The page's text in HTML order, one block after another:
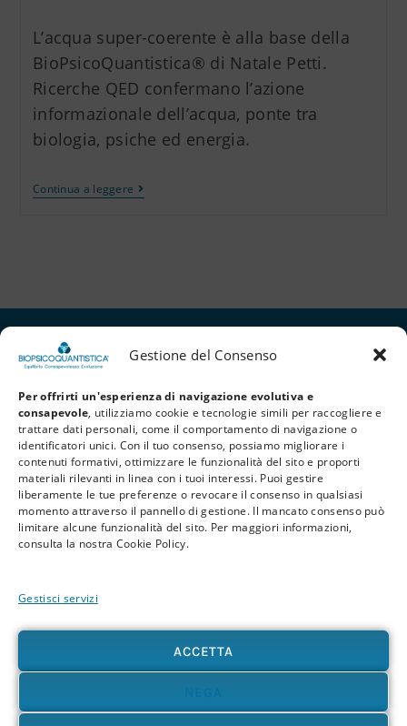
Gestione del Consenso
Per offrirti un'esperienza di navigazione evolutiva e
consapevole, utilizziamo cookie e tecnologie simili per raccogliere e
trattare dati personali, come il comportamento di navigazione o
identificatori unici. Con il tuo consenso, possiamo migliorare i
contenuti formativi, ottimizzare le funzionalità del sito e proporti
materiali rilevanti in linea con i tuoi interessi. Puoi gestire
liberamente le tue preferenze o revocare il consenso in qualsiasi
momento attraverso il pannello di gestione. Il mancato consenso può
limitare alcune funzionalità del sito. Per maggiori informazioni,
consulta la nostra Cookie Policy.
Gestisci servizi
ACCETTA
NEGA
L’acqua super-coerente è alla base della
BioPsicoQuantistica® di Natale Petti.
Ricerche QED confermano l’azione
informazionale dell’acqua, ponte tra
biologia, psiche ed energia.
Continua a leggere
Privacy Policy Cookie Policy Termini e Condizioni
© 2026 BioPsicoQuantistica® – Tutti i diritti riservati. Powered byAthena
Company
divulgativi associati alla BioPsicoQuantistica®, non sostituiscono in alcun modo
consulenze, diagnosi o trattamenti medici e psicologici. In presenza di patologie o disturbi
di qualunque natura – fisica, psicologica o emotiva – si raccomanda sempre di rivolgersi al
proprio medico o a un professionista sanitario qualificato. L’utente è pienamente
responsabile delle proprie scelte e dell’uso delle informazioni qui presenti, sollevando